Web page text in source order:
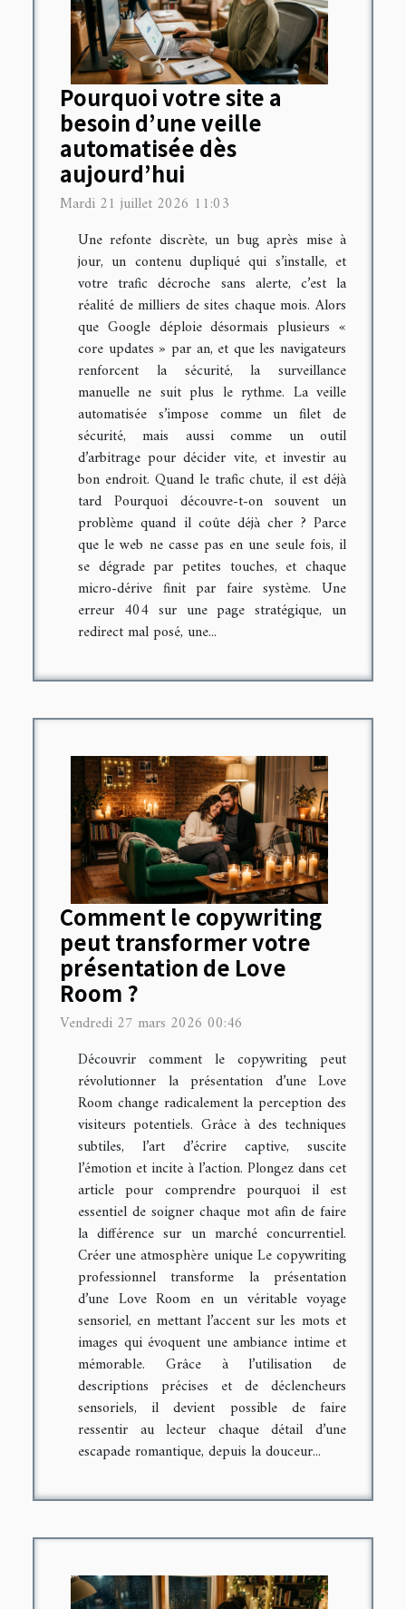
Pourquoi votre site a
besoin d’une veille
automatisée dès
aujourd’hui
Mardi 21 juillet 2026 11:03
Une refonte discrète, un bug après mise à
jour, un contenu dupliqué qui s’installe, et
votre trafic décroche sans alerte, c’est la
réalité de milliers de sites chaque mois. Alors
que Google déploie désormais plusieurs «
core updates » par an, et que les navigateurs
renforcent la sécurité, la surveillance
manuelle ne suit plus le rythme. La veille
automatisée s’impose comme un filet de
sécurité, mais aussi comme un outil
d’arbitrage pour décider vite, et investir au
bon endroit. Quand le trafic chute, il est déjà
tard Pourquoi découvre-t-on souvent un
problème quand il coûte déjà cher ? Parce
que le web ne casse pas en une seule fois, il
se dégrade par petites touches, et chaque
micro-dérive finit par faire système. Une
erreur 404 sur une page stratégique, un
redirect mal posé, une...
Comment le copywriting
peut transformer votre
présentation de Love
Room ?
Vendredi 27 mars 2026 00:46
Découvrir comment le copywriting peut
révolutionner la présentation d’une Love
Room change radicalement la perception des
visiteurs potentiels. Grâce à des techniques
subtiles, l’art d’écrire captive, suscite
l’émotion et incite à l’action. Plongez dans cet
article pour comprendre pourquoi il est
essentiel de soigner chaque mot afin de faire
la différence sur un marché concurrentiel.
Créer une atmosphère unique Le copywriting
professionnel transforme la présentation
d’une Love Room en un véritable voyage
sensoriel, en mettant l’accent sur les mots et
images qui évoquent une ambiance intime et
mémorable. Grâce à l’utilisation de
descriptions précises et de déclencheurs
sensoriels, il devient possible de faire
ressentir au lecteur chaque détail d’une
escapade romantique, depuis la douceur...